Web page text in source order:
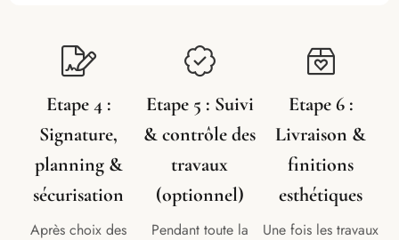
Etape 4 :
Signature,
planning &
sécurisation
Après choix des
Etape 5 : Suivi
& contrôle des
travaux
(optionnel)
Pendant toute la
Etape 6 :
Livraison &
finitions
esthétiques
Une fois les travaux